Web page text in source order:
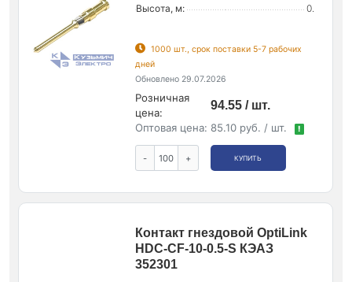
Высота, м:
0.
1000 шт., срок поставки 5-7 рабочих
дней
Обновлено 29.07.2026
Розничная
цена:
94.55 / шт.
Оптовая цена: 85.10 руб. / шт. !
- + КУПИТЬ
Контакт гнездовой OptiLink
HDC-CF-10-0.5-S КЭАЗ
352301